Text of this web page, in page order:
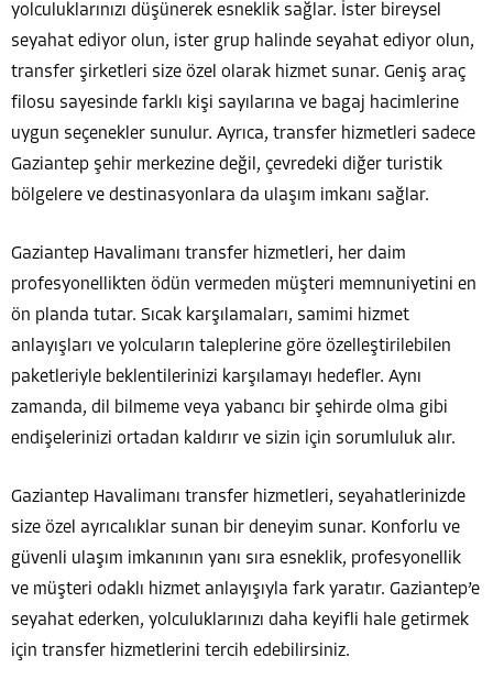
yolculuklarınızı düşünerek esneklik sağlar. İster bireysel
seyahat ediyor olun, ister grup halinde seyahat ediyor olun,
transfer şirketleri size özel olarak hizmet sunar. Geniş araç
filosu sayesinde farklı kişi sayılarına ve bagaj hacimlerine
uygun seçenekler sunulur. Ayrıca, transfer hizmetleri sadece
Gaziantep şehir merkezine değil, çevredeki diğer turistik
bölgelere ve destinasyonlara da ulaşım imkanı sağlar.
Gaziantep Havalimanı transfer hizmetleri, her daim
profesyonellikten ödün vermeden müşteri memnuniyetini en
ön planda tutar. Sıcak karşılamaları, samimi hizmet
anlayışları ve yolcuların taleplerine göre özelleştirilebilen
paketleriyle beklentilerinizi karşılamayı hedefler. Aynı
zamanda, dil bilmeme veya yabancı bir şehirde olma gibi
endişelerinizi ortadan kaldırır ve sizin için sorumluluk alır.
Gaziantep Havalimanı transfer hizmetleri, seyahatlerinizde
size özel ayrıcalıklar sunan bir deneyim sunar. Konforlu ve
güvenli ulaşım imkanının yanı sıra esneklik, profesyonellik
ve müşteri odaklı hizmet anlayışıyla fark yaratır. Gaziantep’e
seyahat ederken, yolculuklarınızı daha keyifli hale getirmek
için transfer hizmetlerini tercih edebilirsiniz.